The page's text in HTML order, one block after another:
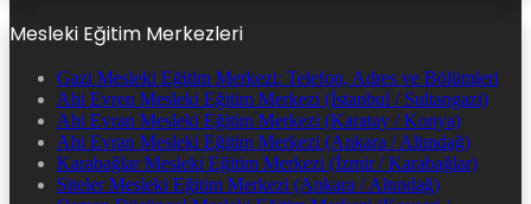
Mesleki Eğitim Merkezleri
Gazi Mesleki Eğitim Merkezi: Telefon, Adres ve Bölümleri
Ahi Evren Mesleki Eğitim Merkezi (İstanbul / Sultangazi)
Ahi Evran Mesleki Eğitim Merkezi (Karatay / Konya)
Ahi Evran Mesleki Eğitim Merkezi (Ankara / Altındağ)
Karabağlar Mesleki Eğitim Merkezi (İzmir / Karabağlar)
Siteler Mesleki Eğitim Merkezi (Ankara / Altındağ)